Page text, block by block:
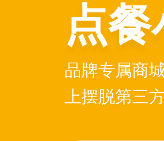
点
品牌专属商
上摆脱第三